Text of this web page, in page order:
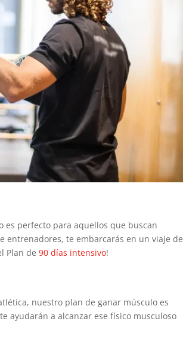
es perfecto para aquellos que buscan
entrenadores, te embarcarás en un viaje de
Plan de90 días intensivo!
nuestro plan de ganar músculo es
ayudarán a alcanzar ese físico musculoso